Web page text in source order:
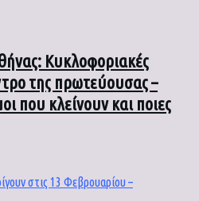
Κυκλοφοριακές
της πρωτεύουσας –
που κλείνουν και ποιες